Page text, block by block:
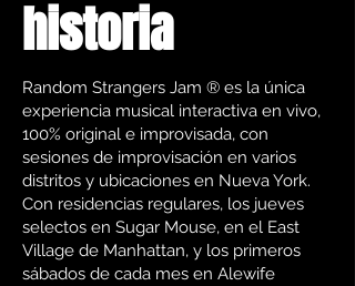
historia
Random Strangers Jam ® es la única
experiencia musical interactiva en vivo,
100% original e improvisada, con
sesiones de improvisación en varios
distritos y ubicaciones en Nueva York.
Con residencias regulares, los jueves
selectos en Sugar Mouse, en el East
Village de Manhattan, y los primeros
sábados de cada mes en Alewife